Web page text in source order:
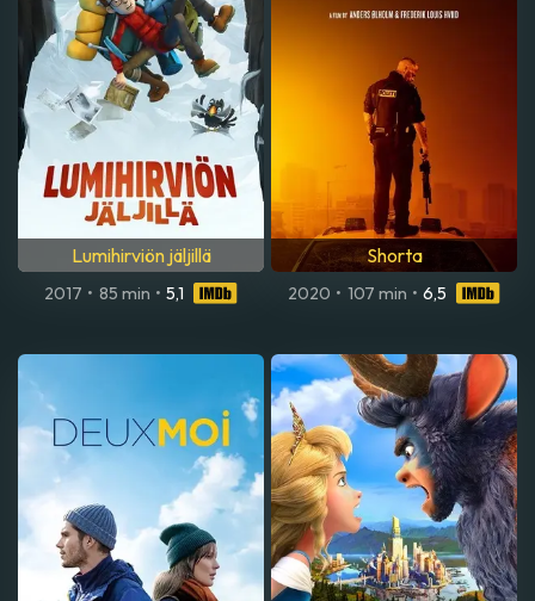
Lumihirviön jäljillä
2017 • 85 min • 5,1
Shorta
2020 • 107 min • 6,5